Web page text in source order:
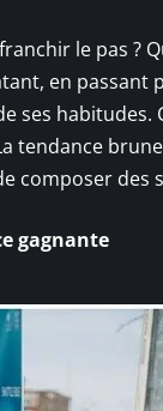
le pas ?
en passant
ses habitudes.
tendance
composer
gagnante